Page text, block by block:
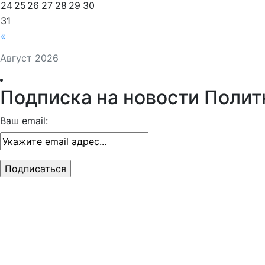
Август 2026
«
24 25 26 27 28 29 30
31
Подписка на новости
Ваш email: